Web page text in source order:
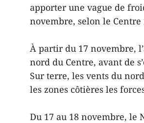
apporter une vague de
novembre, selon le
À partir du 17 novembre,
nord du Centre, avant de
Sur terre, les vents du
les zones côtières les
Du 17 au 18 novembre, le